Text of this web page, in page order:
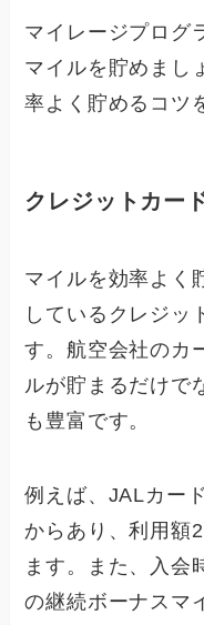
マイレージプログ
マイルを貯めまし
率よく貯めるコツ
クレジットカー
マイルを効率よく
しているクレジッ
す。航空会社のカ
ルが貯まるだけで
も豊富です。
例えば、JALカー
からあり、利用額
ます。また、入会
の継続ボーナスマ